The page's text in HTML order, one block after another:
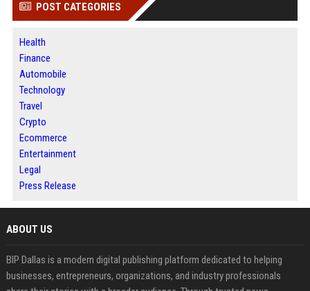
POST CATEGORIES
Health
Finance
Automobile
Technology
Travel
Crypto
Ecommerce
Entertainment
Legal
Press Release
ABOUT US
BIP Dallas is a modern digital publishing platform dedicated to helping
businesses, entrepreneurs, organizations, and industry professionals